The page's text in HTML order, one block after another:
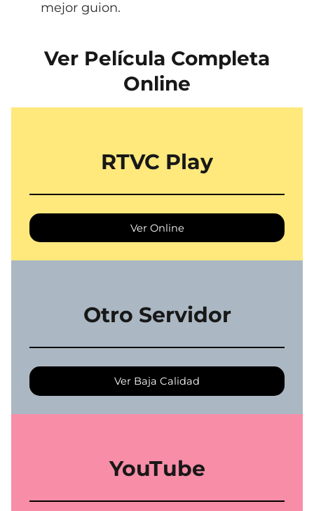
mejor guion.
Ver Película Completa
Online
RTVC Play
Ver Online
Otro Servidor
Ver Baja Calidad
YouTube